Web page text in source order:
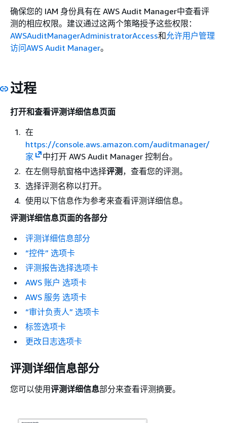
确保您的 IAM 身份具有在 AWS Audit Manager中查看评
测的相应权限。建议通过这两个策略授予这些权限：
AWSAuditManagerAdministratorAccess和允许用户管理
访问AWS Audit Manager。
过程
打开和查看评测详细信息页面
在
https://console.aws.amazon.com/auditmanager/
家
中打开 AWS Audit Manager 控制台。
在左侧导航窗格中选择评测 ，查看您的评测。
选择评测名称以打开。
使用以下信息作为参考来查看评测详细信息。
评测详细信息页面的各部分
评测详细信息部分
“控件” 选项卡
评测报告选择选项卡
AWS 账户 选项卡
AWS 服务 选项卡
“审计负责人” 选项卡
标签选项卡
更改日志选项卡
评测详细信息部分
您可以使用评测详细信息部分来查看评测摘要。